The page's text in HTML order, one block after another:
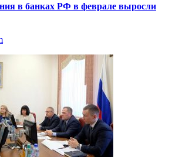
в банках РФ в феврале выросли